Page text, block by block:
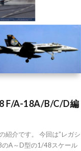
F/A-18A/B/C/D編
紹介です。 今回は”レガシ
のA～D型の1/48スケール